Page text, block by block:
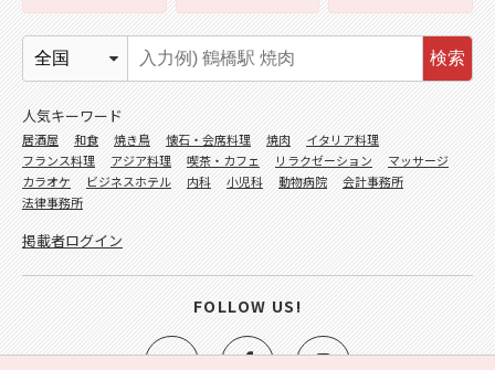
検索
人気キーワード
居酒屋 和食 焼き鳥 懐石・会席料理 焼肉
イタリア料理
フランス料理
アジア料理 喫茶・カフェ リラクゼーション
マッサージ
カラオケ
ビジネスホテル 内科 小児科 動物病院
会計事務所
法律事務所
掲載者ログイン
FOLLOW US!